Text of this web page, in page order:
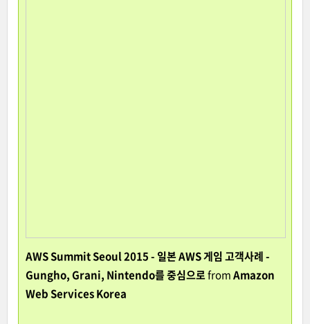
AWS Summit Seoul 2015 - 일본 AWS 게임 고객사례 -
Gungho, Grani, Nintendo를 중심으로fromAmazon
Web Services Korea